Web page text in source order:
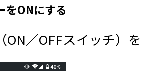
をONにする
ON／OFFスイッチ）